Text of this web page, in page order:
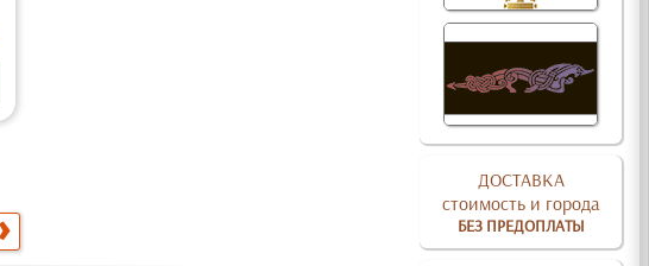
ДОСТАВКА
стоимость и города
БЕЗ ПРЕДОПЛАТЫ